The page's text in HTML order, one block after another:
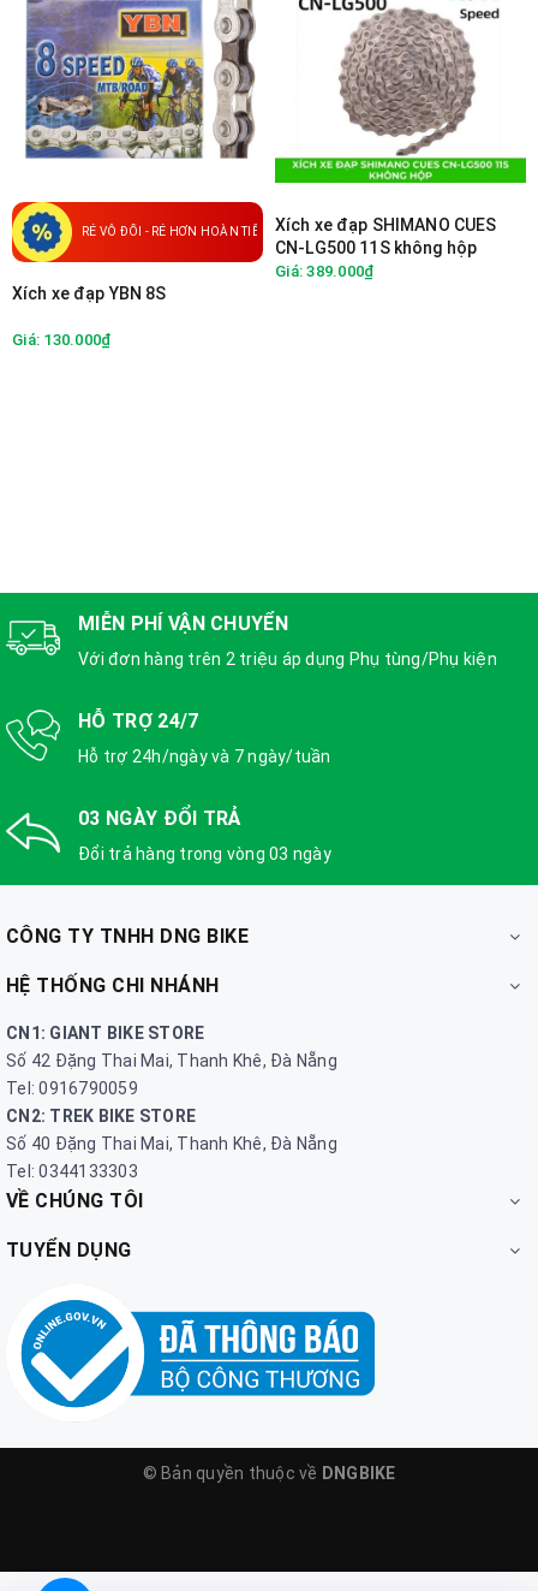
RẺ VÔ ĐỐI - RẺ HƠN HOÀN TIỀN
Xích xe đạp YBN 8S
Giá: 130.000₫
Xích xe đạp SHIMANO CUES
CN-LG500 11S không hộp
Giá: 389.000₫
MIỄN PHÍ VẬN CHUYỂN
Với đơn hàng trên 2 triệu áp dụng Phụ tùng/Phụ kiện
HỖ TRỢ 24/7
Hỗ trợ 24h/ngày và 7 ngày/tuần
03 NGÀY ĐỔI TRẢ
Đổi trả hàng trong vòng 03 ngày
CÔNG TY TNHH DNG BIKE
HỆ THỐNG CHI NHÁNH
CN1: GIANT BIKE STORE
Số 42 Đặng Thai Mai, Thanh Khê, Đà Nẵng
Tel: 0916790059
CN2: TREK BIKE STORE
Số 40 Đặng Thai Mai, Thanh Khê, Đà Nẵng
Tel: 0344133303
VỀ CHÚNG TÔI
TUYỂN DỤNG
© Bản quyền thuộc về DNGBIKE